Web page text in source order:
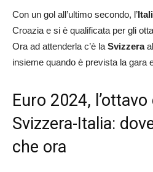
Con un gol all’ultimo secondo, l’
Croazia e si è qualificata per gli
Ora ad attenderla c’è la Svizzera
insieme quando è prevista la gara
Euro 2024,
Svizzera-Italia:
che ora